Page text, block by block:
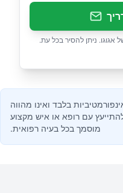
אגוגו. ניתן להסיר בכל עת.
בלבד ואינו מהווה
עם רופא או איש מקצוע
מוסמך בכל בעיה רפואית.